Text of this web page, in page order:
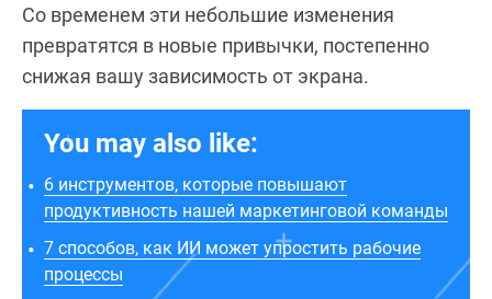
Со временем эти небольшие изменения
превратятся в новые привычки, постепенно
снижая вашу зависимость от экрана.
You may also like:
6 инструментов, которые повышают
продуктивность нашей маркетинговой команды
7 способов, как ИИ может упростить рабочие
процессы